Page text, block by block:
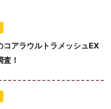
コアラウルトラメッシュEX
！